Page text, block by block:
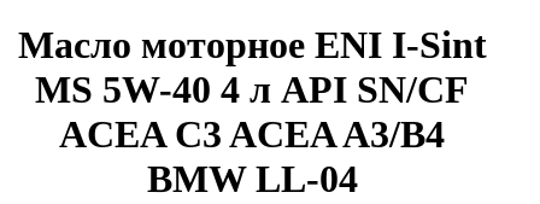
Масло моторное ENI I-Sint
MS 5W-40 4 л API SN/CF
ACEA C3 ACEA A3/B4
BMW LL-04